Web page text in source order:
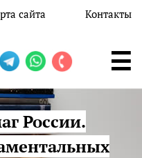
сайта Контакты
России.